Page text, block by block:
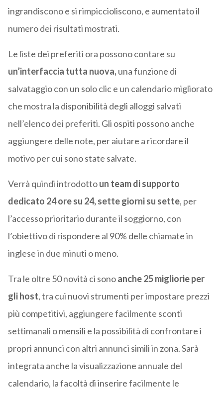
ingrandiscono e si rimpiccioliscono, e aumentato il
numero dei risultati mostrati.
Le liste dei preferiti ora possono contare su
un’interfaccia tutta nuova,una funzione di
salvataggio con un solo clic e un calendario migliorato
che mostra la disponibilità degli alloggi salvati
nell’elenco dei preferiti. Gli ospiti possono anche
aggiungere delle note, per aiutare a ricordare il
motivo per cui sono state salvate.
Verrà quindi introdottoun team di supporto
dedicato 24 ore su 24, sette giorni su sette, per
l’accesso prioritario durante il soggiorno, con
l’obiettivo di rispondere al 90% delle chiamate in
inglese in due minuti o meno.
Tra le oltre 50 novità ci sonoanche 25 migliorie per
gli host, tra cui nuovi strumenti per impostare prezzi
più competitivi, aggiungere facilmente sconti
settimanali o mensili e la possibilità di confrontare i
propri annunci con altri annunci simili in zona. Sarà
integrata anche la visualizzazione annuale del
calendario, la facoltà di inserire facilmente le